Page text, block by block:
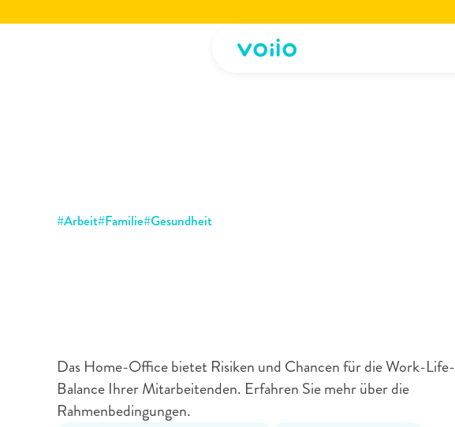
#Arbeit#Familie#Gesundheit
Das Home-Office bietet Risiken und Chancen für die Work-Life-
Balance Ihrer Mitarbeitenden. Erfahren Sie mehr über die
Rahmenbedingungen.